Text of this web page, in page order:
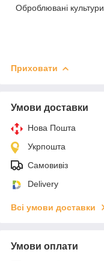
Оброблювані культури
Приховати
Умови доставки
Нова Пошта
Укрпошта
Самовивіз
Delivery
Всі умови доставки
Умови оплати